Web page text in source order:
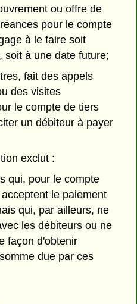
ou offre de
pour le compte
à le faire soit
soit à une date future;
fait des appels
des visites
le compte de tiers
un débiteur à payer
exclut :
qui, pour le compte
le paiement
qui, par ailleurs, ne
les débiteurs ou ne
façon d'obtenir
due par ces